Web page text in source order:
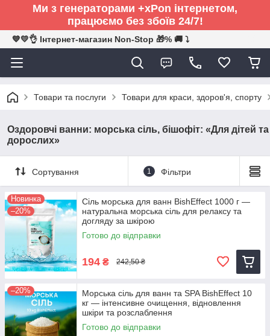
Ми з генераторами +xPon інтернетом,
працюємо без збоїв 24/7!
💙💛👌 Інтернет-магазин Non-Stop 🎁% 🚚 ⤵
Товари та послуги Товари для краси, здоров'я, спорту
Оздоровчі ванни: морська сіль, бішофіт: «Для дітей та
дорослих»
Сортування 1 Фільтри
Новинка
–20%
Сіль морська для ванн BishEffect 1000 г —
натуральна морська сіль для релаксу та
догляду за шкірою
Готово до відправки
194 ₴ 242,50 ₴
–20%
Морська сіль для ванн та SPA BishEffect 10
кг — інтенсивне очищення, відновлення
шкіри та розслаблення
Готово до відправки